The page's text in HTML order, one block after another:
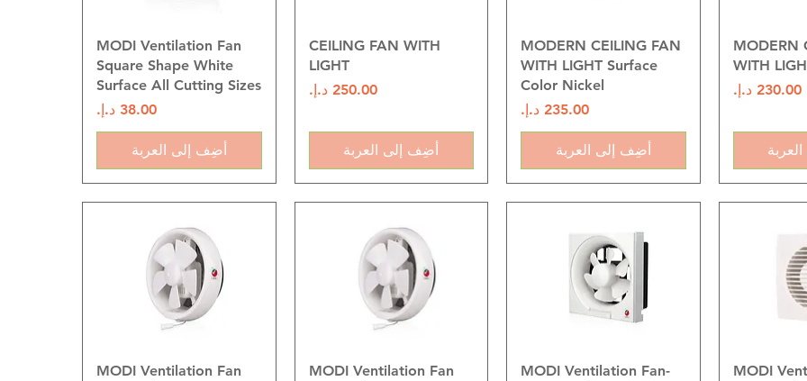
MODERN
WITH
السعر‏230.00 د.إ.‏
العرض السريع
MODERN CEILING FAN
WITH LIGHT Surface
Color Nickel
السعر
أضِف إلى العربة
العرض السريع
CEILING FAN WITH
LIGHT
السعر‏250.00 د.إ.‏
أضِف إلى العربة
العرض السريع
MODI Ventilation Fan
Square Shape White
Surface All Cutting Sizes
السعر
أضِف إلى العربة
MODI
العرض السريع
MODI Ventilation Fan-
العرض السريع
MODI Ventilation Fan
العرض السريع
MODI Ventilation Fan